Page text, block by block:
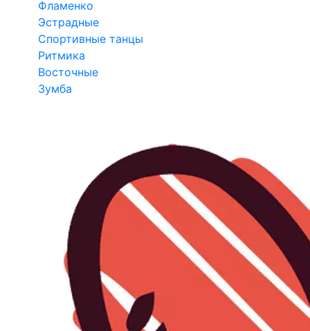
Фламенко
Эстрадные
Спортивные танцы
Ритмика
Восточные
Зумба